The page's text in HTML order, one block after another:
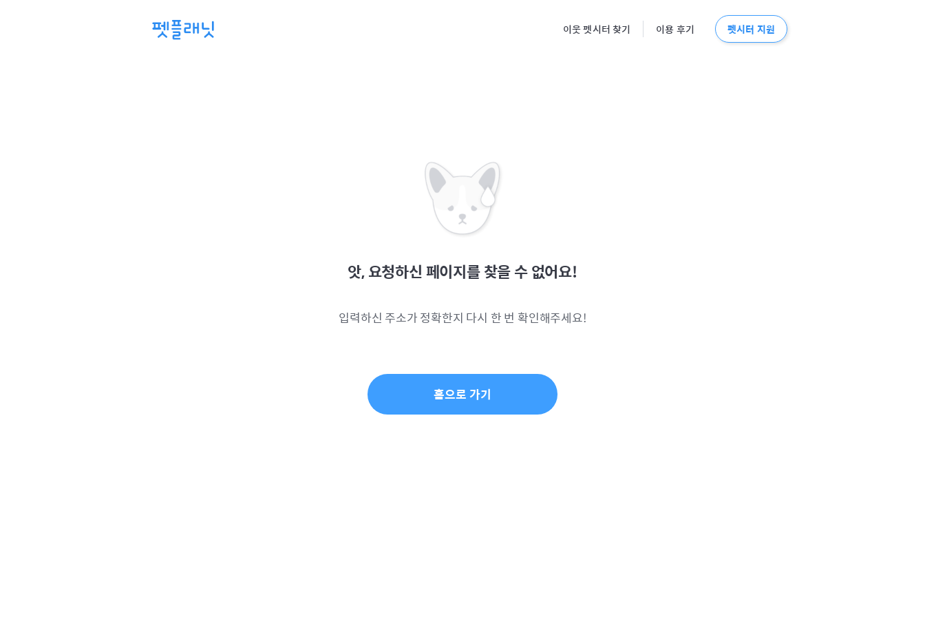
이웃 펫시터 찾기 이용 후기 펫시터 지원
앗, 요청하신 페이지를 찾을 수 없어요!
입력하신 주소가 정확한지 다시 한 번 확인해주세요!
홈으로 가기